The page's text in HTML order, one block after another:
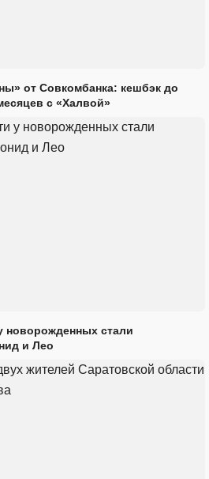
от Совкомбанка: кешбэк до
с «Халвой»
новорожденных стали
и Лео